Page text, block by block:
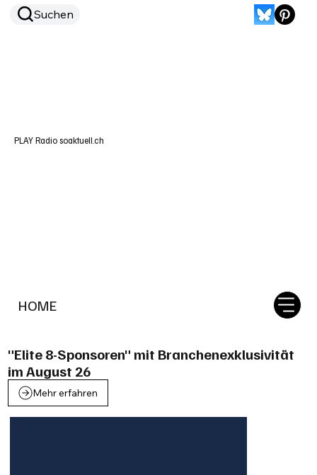
HOME
Suchen
PLAY Radio soaktuell.ch
"Elite 8-Sponsoren" mit Branchenexklusivität
im August 26
Mehr erfahren